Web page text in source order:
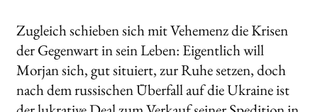
Zugleich schieben sich mit Vehemenz die Krisen
der Gegenwart in sein Leben: Eigentlich will
Morjan sich, gut situiert, zur Ruhe setzen, doch
nach dem russischen Überfall auf die Ukraine ist